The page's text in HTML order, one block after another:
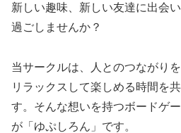
新しい趣味、新しい友達に出会
過ごしませんか？
当サークルは、人とのつながり
リラックスして楽しめる時間を
す。そんな想いを持つボードゲ
が「ゆぷしろん」です。